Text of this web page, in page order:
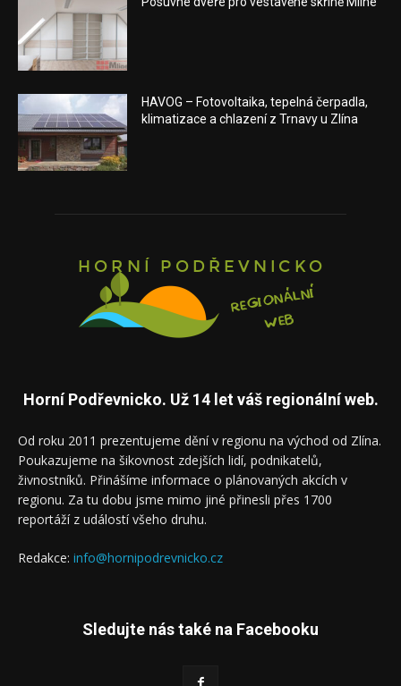
HAVOG – Fotovoltaika, tepelná čerpadla,
klimatizace a chlazení z Trnavy u Zlína
Horní Podřevnicko. Už 14 let váš regionální web.
Od roku 2011 prezentujeme dění v regionu na východ od Zlína.
Poukazujeme na šikovnost zdejších lidí, podnikatelů,
živnostníků. Přinášíme informace o plánovaných akcích v
regionu. Za tu dobu jsme mimo jiné přinesli přes 1700
reportáží z událostí všeho druhu.
Redakce: info@hornipodrevnicko.cz
Sledujte nás také na Facebooku